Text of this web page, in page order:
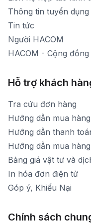
Thời gian mở cửa: Từ 8h30-
Thông tin tuyển dụng
Tin tức
Người HACOM
HACOM - Cộng đồng
Hỗ trợ khách
Tra cứu đơn hàng
Hướng dẫn mua
Hướng dẫn thanh
Hướng dẫn mua
Bảng giá vật tư và
In hóa đơn điện tử
Góp ý, Khiếu Nại
Chính sách